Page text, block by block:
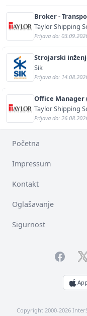
Broker -
Taylor Shipping
Prijava do:
Strojarski
Sik
Prijava do:
Office Manager
Taylor Shipping
Prijava do:
Početna
Impressum
Kontakt
Oglašavanje
Sigurnost
Facebook
Copyright 2000-2026